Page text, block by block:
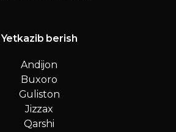
Yetkazib berish
Andijon
Buxoro
Guliston
Jizzax
Qarshi